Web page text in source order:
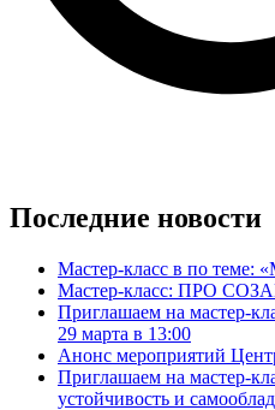
Последние новости
Мастер-класс в по теме:
Мастер-класс: ПРО
Приглашаем на мастер-
29 марта в 13:00
Анонс мероприятий
Приглашаем на мастер-
устойчивость и